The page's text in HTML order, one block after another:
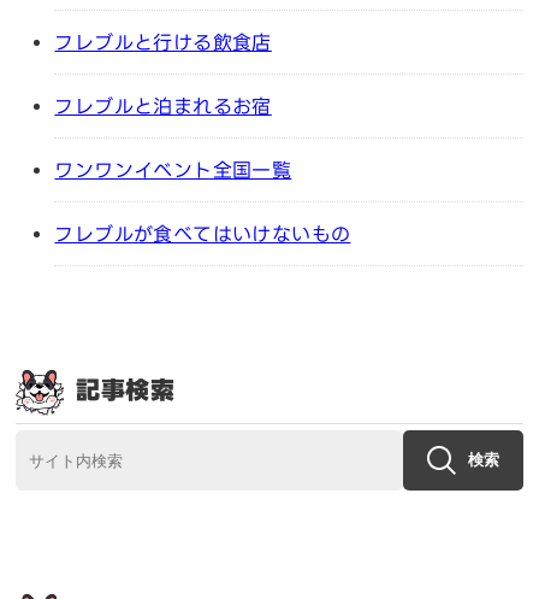
フレブルと行ける飲食店
フレブルと泊まれるお宿
ワンワンイベント全国一覧
フレブルが食べてはいけないもの
記事検索
検索